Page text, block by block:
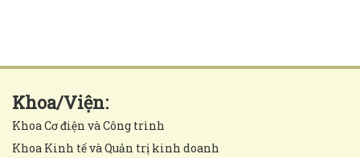
Khoa/Viện:
Khoa Cơ điện và Công trình
Khoa Kinh tế và Quản trị kinh doanh